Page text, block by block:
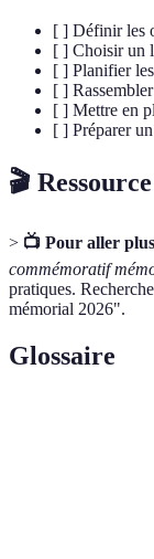
[ ] Définir les
[ ] Choisir un
[ ] Planifier
[ ]
[ ] Mettre en
[ ] Préparer
🎬
> 📺 Pour aller
commémoratif
pratiques.
mémorial 2026".
Glossaire